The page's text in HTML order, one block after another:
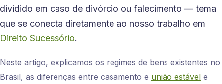
dividido em caso de divórcio ou falecimento — tema
que se conecta diretamente ao nosso trabalho em
Direito Sucessório.
Neste artigo, explicamos os regimes de bens existentes no
Brasil, as diferenças entre casamento e união estável e